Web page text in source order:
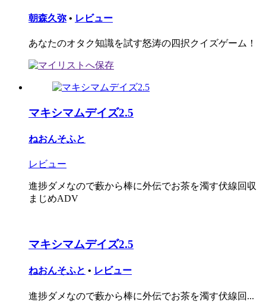
朝森久弥 • レビュー
あなたのオタク知識を試す怒涛の四択クイズゲーム！
マキシマムデイズ2.5
ねおんそふと
レビュー
進捗ダメなので藪から棒に外伝でお茶を濁す伏線回収
まじめADV
マキシマムデイズ2.5
ねおんそふと • レビュー
進捗ダメなので藪から棒に外伝でお茶を濁す伏線回...